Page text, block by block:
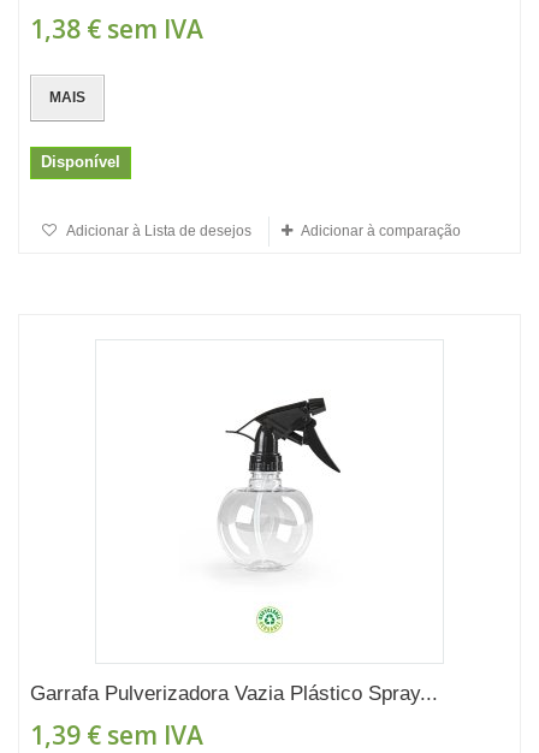
1,38 € sem IVA
MAIS
Disponível
Adicionar à Lista de desejos Adicionar à comparação
Garrafa Pulverizadora Vazia Plástico Spray...
1,39 € sem IVA